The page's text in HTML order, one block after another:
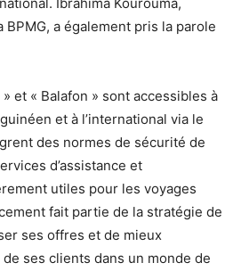
a également pris la parole
et « Balafon » sont accessibles à
et à l’international via le
des normes de sécurité de
d’assistance et
utiles pour les voyages
fait partie de la stratégie de
ses offres et de mieux
ses clients dans un monde de